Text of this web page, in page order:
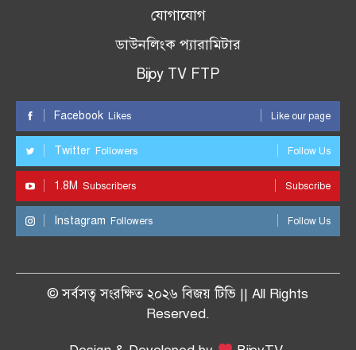
যোগাযোগ
ডাউনলিংক প্যারামিটার
Bijoy TV FTP
Facebook Likes Like our page
Twitter Followers Follow Us
1.8M Subscribers Subscribe
Instagram Followers Follow Us
© সর্বসত্ব সংরক্ষিত ২০২৬ বিজয় টিভি || All Rights
Reserved.